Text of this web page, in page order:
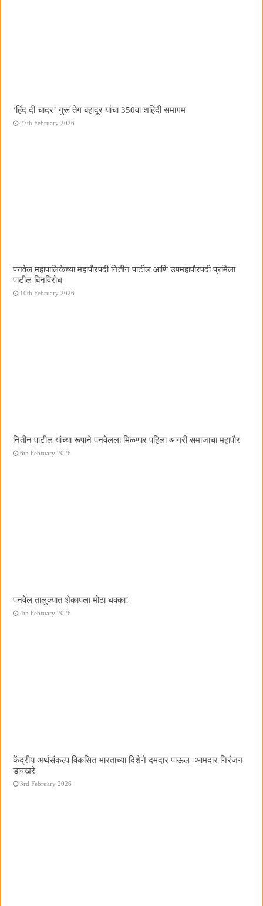
‘हिंद दी चादर’ गुरू तेग बहादूर यांचा 350वा शहिदी समागम
27th February 2026
पनवेल महापालिकेच्या महापौरपदी नितीन पाटील आणि उपमहापौरपदी प्रमिला
पाटील बिनविरोध
10th February 2026
नितीन पाटील यांच्या रूपाने पनवेलला मिळणार पहिला आगरी समाजाचा महापौर
6th February 2026
पनवेल तालुक्यात शेकापला मोठा धक्का!
4th February 2026
केंद्रीय अर्थसंकल्प विकसित भारताच्या दिशेने दमदार पाऊल -आमदार निरंजन
डावखरे
3rd February 2026